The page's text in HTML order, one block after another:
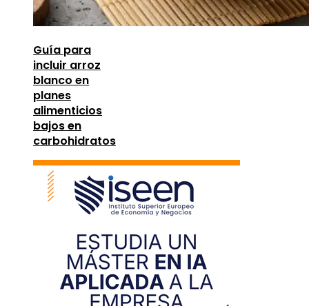
Guía para
incluir arroz
blanco en
planes
alimenticios
bajos en
carbohidratos